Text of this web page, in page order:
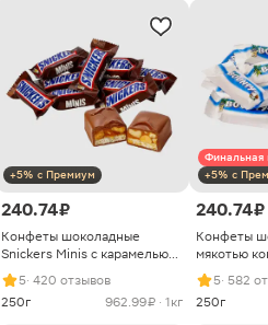
+5% с Премиум
240.74 ₽
Конфеты шоколадные
Snickers Minis с карамелью
арахисом и нугой
5· 420 отзывов
250г
962.99 ₽ · 1кг
Финальная
+5% с
240.74 ₽
Конфеты
мякотью
5· 582
250г